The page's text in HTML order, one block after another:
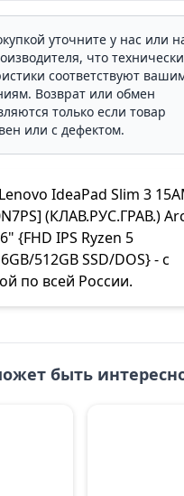
уточните у нас или
что
соответствуют
Возврат или обмен
только если товар
или с дефектом.
IdeaPad Slim 3
(КЛАВ.РУС.ГРАВ.)
{FHD IPS Ryzen 5
512GB SSD/DOS} - с
по всей России.
быть